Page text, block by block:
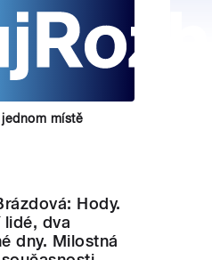
místě
Hody.
lidé, dva
dny. Milostná